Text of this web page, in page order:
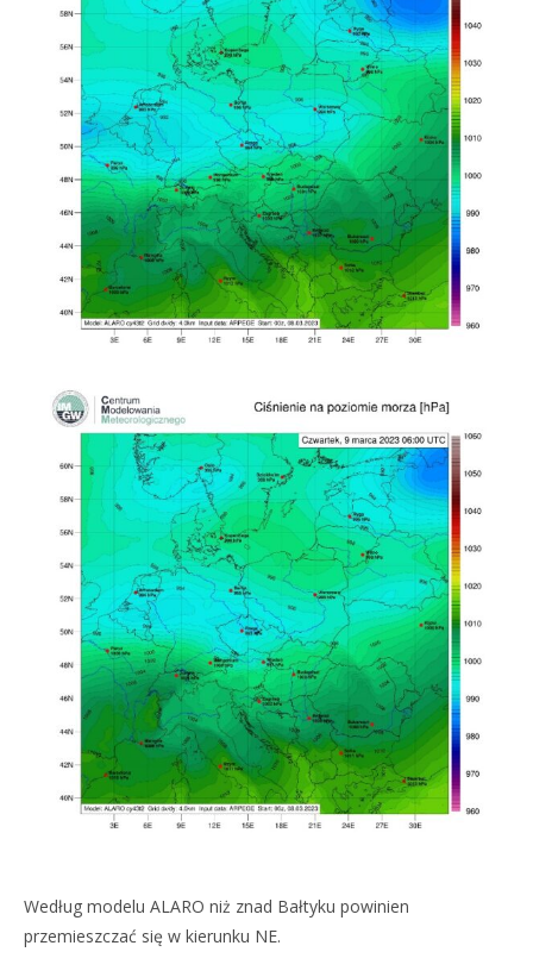
Według modelu ALARO niż znad Bałtyku powinien
przemieszczać się w kierunku NE.